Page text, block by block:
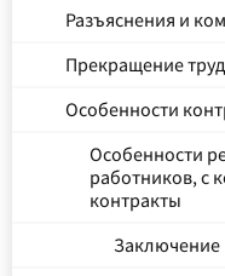
Разъяснения и
Прекращение
Особенности
Особенности
работников, с
контракты
Заключение